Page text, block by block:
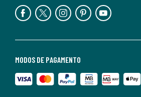
MODOS DE PAGAMENTO